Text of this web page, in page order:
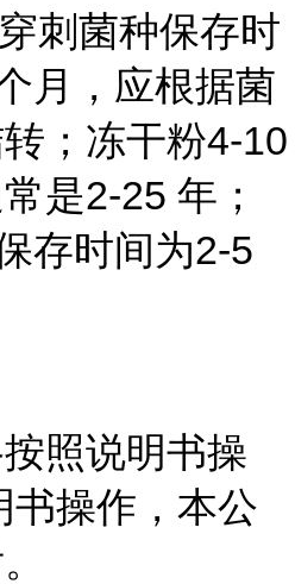
刺菌种保存时
月，应根据菌
；冻干粉4-10
是2-25 年；
存时间为2-5
照说明书操
书操作，本公